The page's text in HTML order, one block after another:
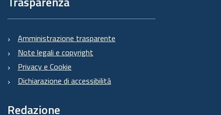
Amministrazione trasparente
Note legali e copyright
Privacy e Cookie
Dichiarazione di accessibilità
Redazione